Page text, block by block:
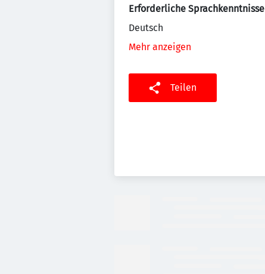
Erforderliche Sprachkenntnisse
Deutsch
Mehr anzeigen
Teilen